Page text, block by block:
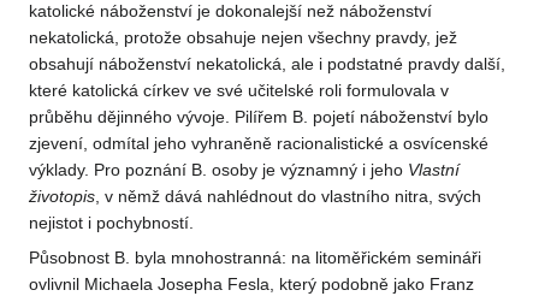
katolické náboženství je dokonalejší než náboženství
nekatolická, protože obsahuje nejen všechny pravdy, jež
obsahují náboženství nekatolická, ale i podstatné pravdy další,
které katolická církev ve své učitelské roli formulovala v
průběhu dějinného vývoje. Pilířem B. pojetí náboženství bylo
zjevení, odmítal jeho vyhraněně racionalistické a osvícenské
výklady. Pro poznání B. osoby je významný i jeho Vlastní
životopis , v němž dává nahlédnout do vlastního nitra, svých
nejistot i pochybností.
Působnost B. byla mnohostranná: na litoměřickém semináři
ovlivnil Michaela Josepha Fesla, který podobně jako Franz